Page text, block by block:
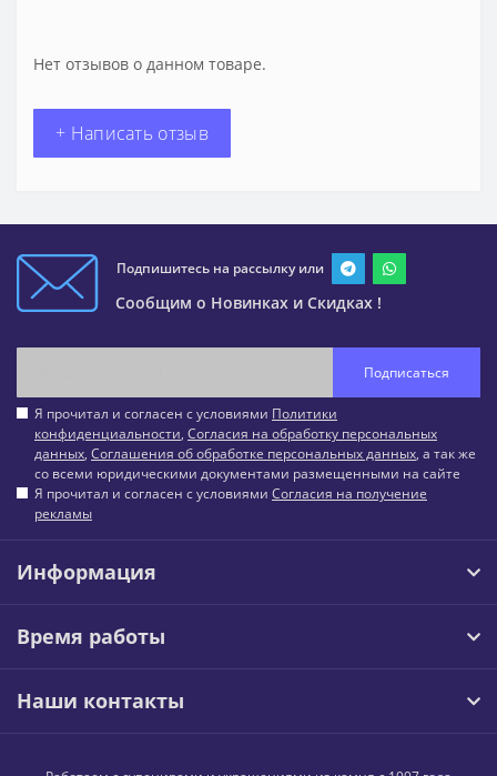
Нет отзывов о данном товаре.
+ Написать отзыв
Подпишитесь на рассылку или
Сообщим о Новинках и Скидках !
Подписаться
Я прочитал и согласен с условиями Политики
конфиденциальности, Согласия на обработку персональных
данных, Соглашения об обработке персональных данных, а так же
со всеми юридическими документами размещенными на сайте
Я прочитал и согласен с условиями Согласия на получение
рекламы
Информация
Время работы
Наши контакты